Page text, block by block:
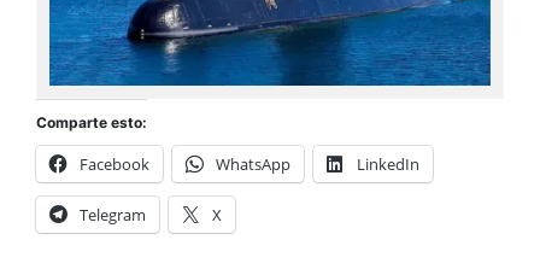
Comparte esto:
Facebook WhatsApp LinkedIn
Telegram X